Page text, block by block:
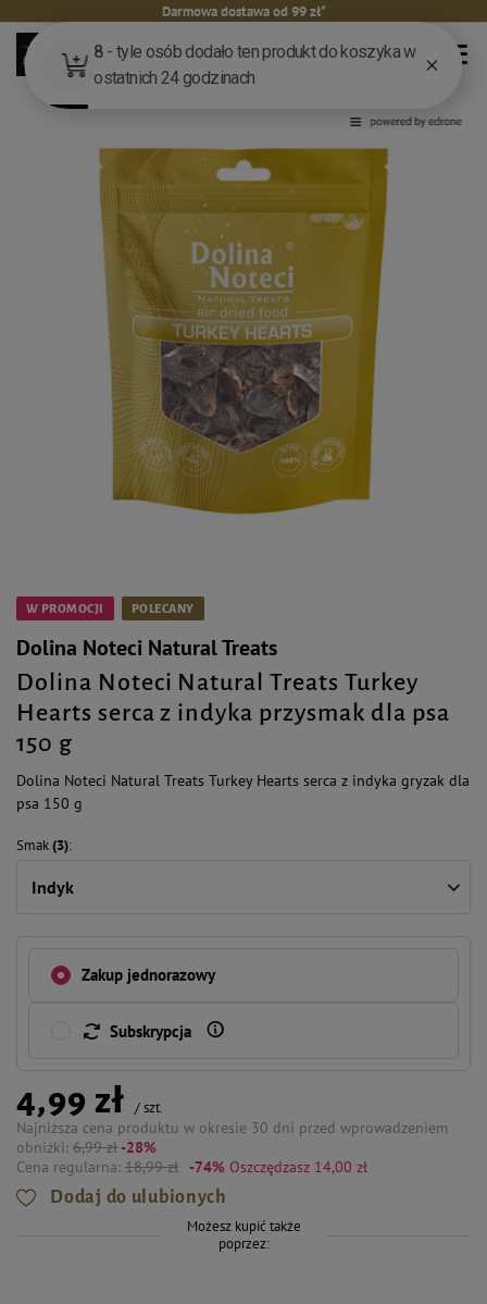
Darmowa dostawa od 99 zł*
W PROMOCJI POLECANY
Dolina Noteci Natural Treats
Dolina Noteci Natural Treats Turkey
Hearts serca z indyka przysmak dla psa
150 g
Dolina Noteci Natural Treats Turkey Hearts serca z indyka gryzak dla
psa 150 g
Smak(3)
Indyk
Zakup jednorazowy
Subskrypcja
4,99 zł /szt.
Najniższa cena produktu w okresie 30 dni przed wprowadzeniem
obniżki: 6,99 zł-28%
Cena regularna: 18,99 zł -74% Oszczędzasz 14,00 zł
Dodaj do ulubionych
Możesz kupić także
poprzez: